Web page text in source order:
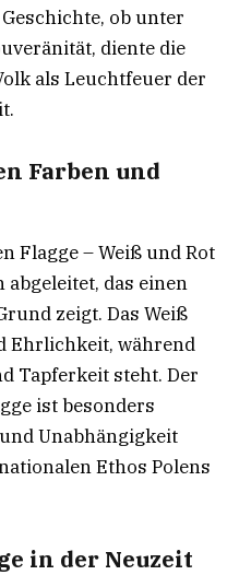
ob unter
diente die
als Leuchtfeuer der
Farben und
Flagge – Weiß und Rot
abgeleitet, das einen
zeigt. Das Weiß
Ehrlichkeit, während
Tapferkeit steht. Der
ist besonders
Unabhängigkeit
Ethos Polens
in der Neuzeit